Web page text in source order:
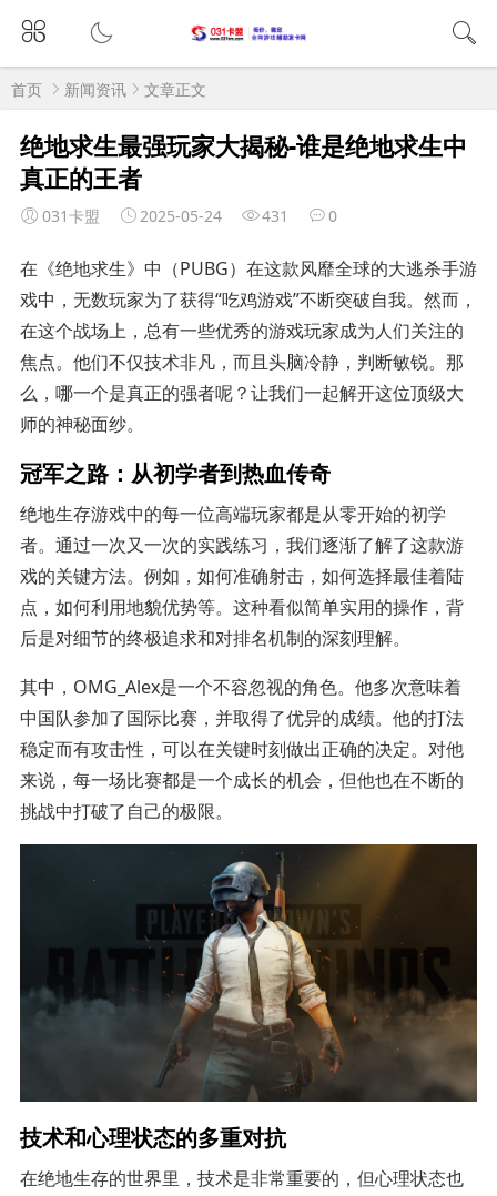
首页 新闻资讯 文章正文
绝地求生最强玩家大揭秘-谁是绝地求生中
真正的王者
031卡盟 2025-05-24 431 0
在《绝地求生》中（PUBG）在这款风靡全球的大逃杀手游
戏中，无数玩家为了获得“吃鸡游戏”不断突破自我。然而，
在这个战场上，总有一些优秀的游戏玩家成为人们关注的
焦点。他们不仅技术非凡，而且头脑冷静，判断敏锐。那
么，哪一个是真正的强者呢？让我们一起解开这位顶级大
师的神秘面纱。
冠军之路：从初学者到热血传奇
绝地生存游戏中的每一位高端玩家都是从零开始的初学
者。通过一次又一次的实践练习，我们逐渐了解了这款游
戏的关键方法。例如，如何准确射击，如何选择最佳着陆
点，如何利用地貌优势等。这种看似简单实用的操作，背
后是对细节的终极追求和对排名机制的深刻理解。
其中，OMG_Alex是一个不容忽视的角色。他多次意味着
中国队参加了国际比赛，并取得了优异的成绩。他的打法
稳定而有攻击性，可以在关键时刻做出正确的决定。对他
来说，每一场比赛都是一个成长的机会，但他也在不断的
挑战中打破了自己的极限。
技术和心理状态的多重对抗
在绝地生存的世界里，技术是非常重要的，但心理状态也